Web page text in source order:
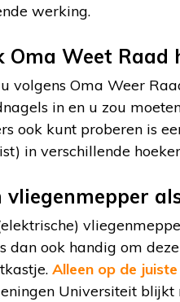
werking.
Oma Weet
volgens Oma Weer
in en u zou
ook kunt proberen is
in verschillende
vliegenmepper
dan ook handig om
Alleen op de
Universiteit blijkt